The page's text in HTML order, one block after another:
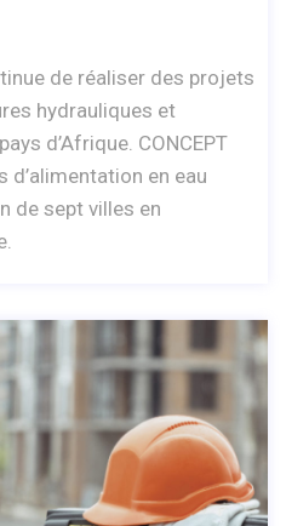
de réaliser des projets
hydrauliques et
d’Afrique. CONCEPT
d’alimentation en eau
de sept villes en